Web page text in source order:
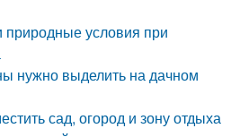
природные условия при
нужно выделить на дачном
сад, огород и зону отдыха